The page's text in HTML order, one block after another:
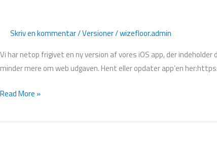
Skriv en kommentar/Versioner/wizefloor.admin
Vi har netop frigivet en ny version af vores iOS app, der
minder mere om web udgaven. Hent eller opdater app’en
Read More »